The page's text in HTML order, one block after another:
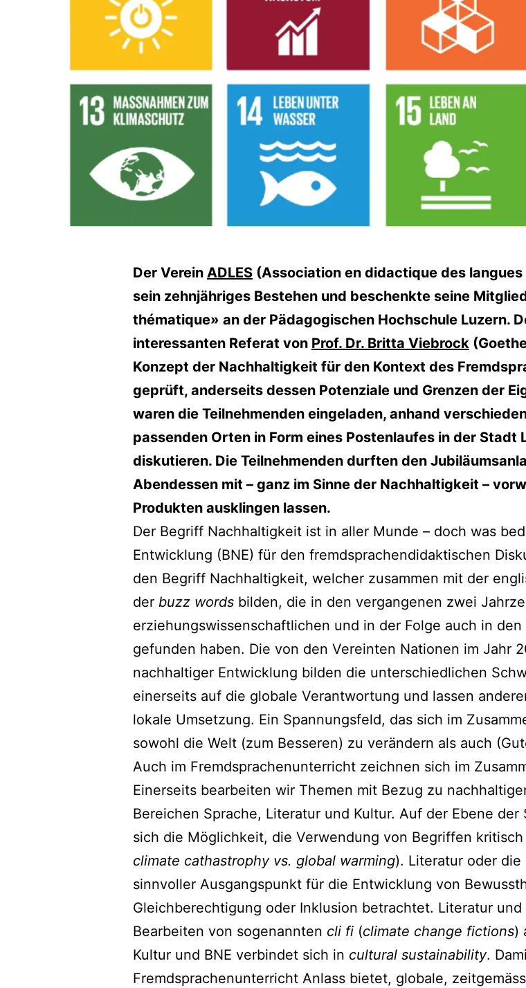
Der Verein ADLES (Association en didactique des
sein zehnjähriges Bestehen und beschenkte seine
thématique» an der Pädagogischen Hochschule Luzern.
interessanten Referat von Prof. Dr. Britta Viebrock
Konzept der Nachhaltigkeit für den Kontext des
geprüft, anderseits dessen Potenziale und Grenzen der
waren die Teilnehmenden eingeladen, anhand
passenden Orten in Form eines Postenlaufes in der
diskutieren. Die Teilnehmenden durften den
Abendessen mit – ganz im Sinne der Nachhaltigkeit –
Produkten ausklingen lassen.
Der Begriff Nachhaltigkeit ist in aller Munde – doch was
Entwicklung (BNE) für den fremdsprachendidaktischen
den Begriff Nachhaltigkeit, welcher zusammen mit der
der buzz words bilden, die in den vergangenen zwei
erziehungswissenschaftlichen und in der Folge auch in
gefunden haben. Die von den Vereinten Nationen im Jahr
nachhaltiger Entwicklung bilden die unterschiedlichen
einerseits auf die globale Verantwortung und lassen
lokale Umsetzung. Ein Spannungsfeld, das sich im
sowohl die Welt (zum Besseren) zu verändern als auch
Auch im Fremdsprachenunterricht zeichnen sich im
Einerseits bearbeiten wir Themen mit Bezug zu
Bereichen Sprache, Literatur und Kultur. Auf der Ebene
sich die Möglichkeit, die Verwendung von Begriffen
climate cathastrophy vs. global warming). Literatur oder
sinnvoller Ausgangspunkt für die Entwicklung von
Gleichberechtigung oder Inklusion betrachtet. Literatur
Bearbeiten von sogenannten cli fi (climate change fictions)
Kultur und BNE verbindet sich in cultural sustainability.
Fremdsprachenunterricht Anlass bietet, globale,